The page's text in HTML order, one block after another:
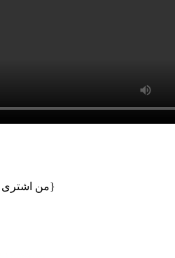
{من اشترى ما لا يحتاج إليه باع ما يحتاج إليه}